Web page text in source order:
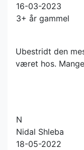
16-03-2023
3+ år gammel
Ubestridt den
været hos.
N
Nidal Shleba
18-05-2022